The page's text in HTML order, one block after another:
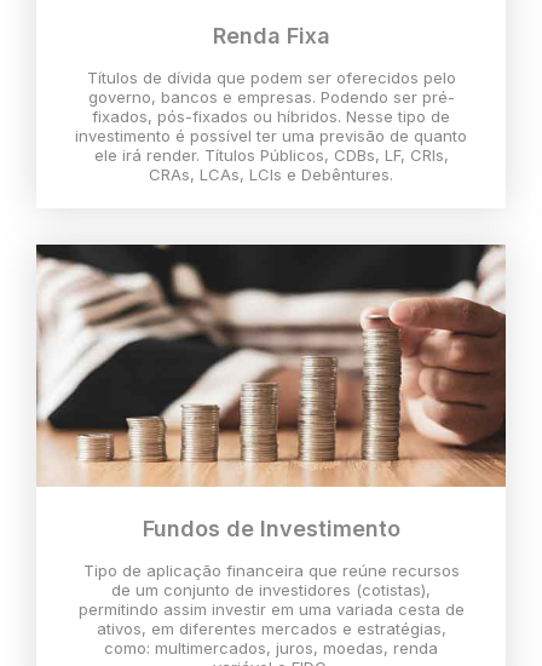
Renda Fixa
Títulos de dívida que podem ser oferecidos pelo
governo, bancos e empresas. Podendo ser pré-
fixados, pós-fixados ou híbridos. Nesse tipo de
investimento é possível ter uma previsão de quanto
ele irá render. Títulos Públicos, CDBs, LF, CRIs,
CRAs, LCAs, LCIs e Debêntures.
Fundos de Investimento
Tipo de aplicação financeira que reúne recursos
de um conjunto de investidores (cotistas),
permitindo assim investir em uma variada cesta de
ativos, em diferentes mercados e estratégias,
como: multimercados, juros, moedas, renda